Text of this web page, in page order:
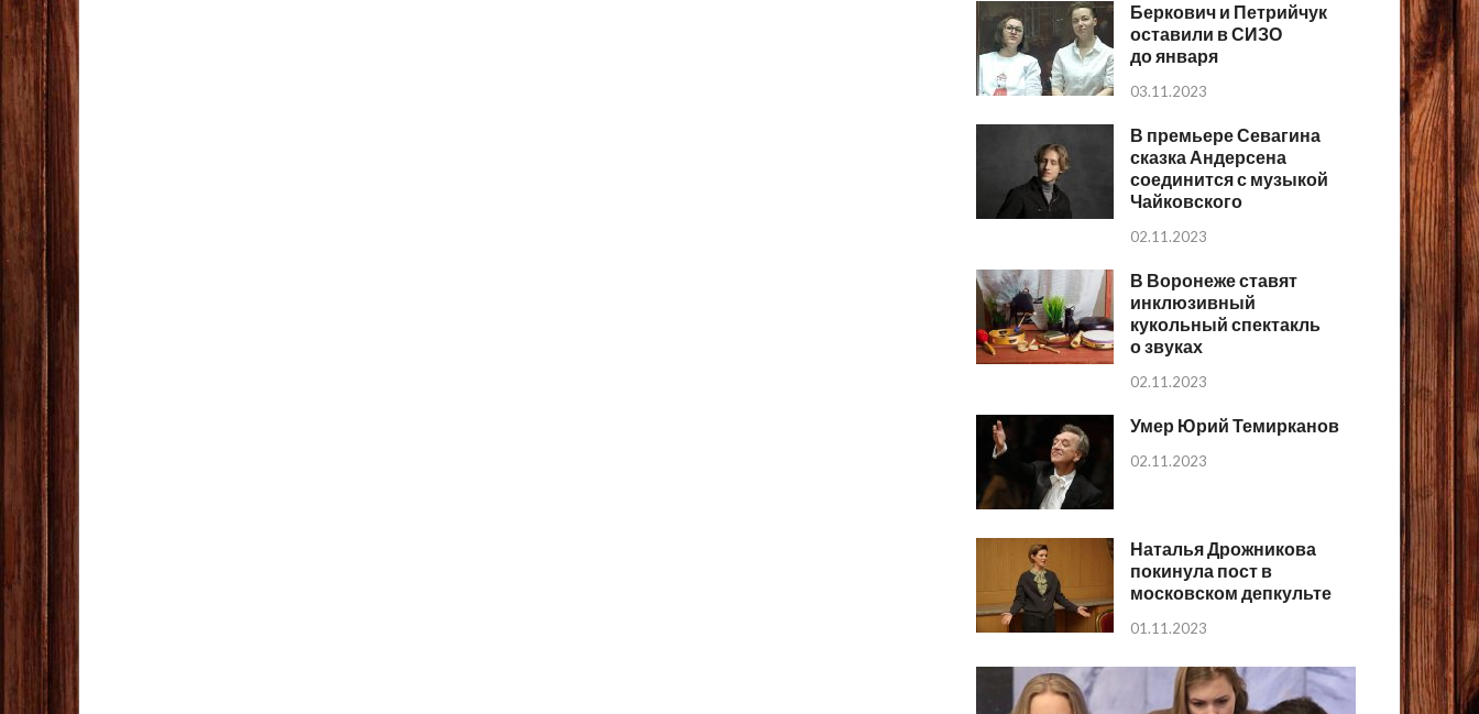
Беркович и Петрийчук
оставили в СИЗО
до января
03.11.2023
В премьере Севагина
сказка Андерсена
соединится с музыкой
Чайковского
02.11.2023
В Воронеже ставят
инклюзивный
кукольный спектакль
о звуках
02.11.2023
Умер Юрий Темирканов
02.11.2023
Наталья Дрожникова
покинула пост в
московском депкульте
01.11.2023